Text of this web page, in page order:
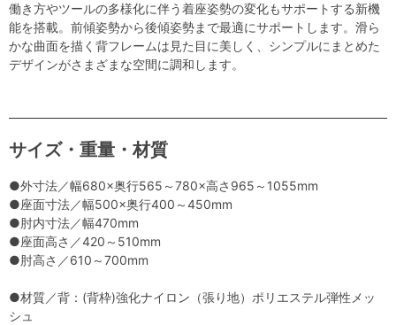
働き方やツールの多様化に伴う着座姿勢の変化もサポートする新機
能を搭載。前傾姿勢から後傾姿勢まで最適にサポートします。滑ら
かな曲面を描く背フレームは見た目に美しく、シンプルにまとめた
デザインがさまざまな空間に調和します。
サイズ・重量・材質
●外寸法／幅680×奥行565～780×高さ965～1055mm
●座面寸法／幅500×奥行400～450mm
●肘内寸法／幅470mm
●座面高さ／420～510mm
●肘高さ／610～700mm
●材質／背：(背枠)強化ナイロン（張り地）ポリエステル弾性メッ
シュ